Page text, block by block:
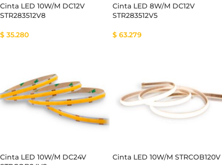
Cinta LED 10W/M DC12V
STR283512V8
$ 35.280
Cinta LED 8W/M DC12V
STR283512V5
$ 63.279
Cinta LED 10W/M DC24V
Cinta LED 10W/M STRCOB120V